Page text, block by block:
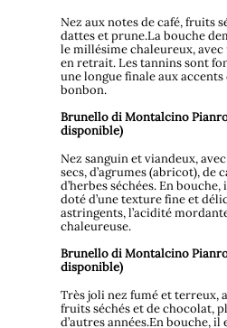
Nez aux notes de café, fruits
dattes et prune.La bouche
le millésime chaleureux,
en retrait. Les tannins sont
une longue finale aux accents
bonbon.
Brunello di Montalcino
disponible)
Nez sanguin et viandeux,
secs, d’agrumes (abricot), de
d’herbes séchées. En
doté d’une texture fine et
astringents, l’acidité
chaleureuse.
Brunello di Montalcino
disponible)
Très joli nez fumé et terreux,
fruits séchés et de chocolat,
d’autres années.En bouche,